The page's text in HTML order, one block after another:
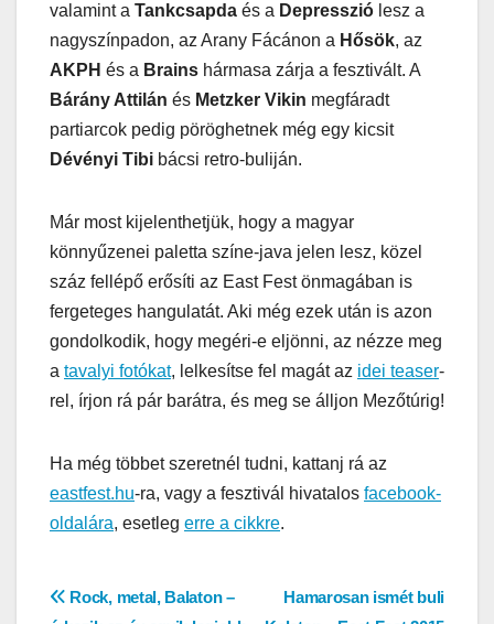
valamint a Tankcsapda és a Depresszió lesz a
nagyszínpadon, az Arany Fácánon a Hősök, az
AKPH és a Brains hármasa zárja a fesztivált. A
Bárány Attilán és Metzker Vikin megfáradt
partiarcok pedig pöröghetnek még egy kicsit
Dévényi Tibi bácsi retro-buliján.
Már most kijelenthetjük, hogy a magyar
könnyűzenei paletta színe-java jelen lesz, közel
száz fellépő erősíti az East Fest önmagában is
fergeteges hangulatát. Aki még ezek után is azon
gondolkodik, hogy megéri-e eljönni, az nézze meg
a tavalyi fotókat, lelkesítse fel magát az idei teaser-
rel, írjon rá pár barátra, és meg se álljon Mezőtúrig!
Ha még többet szeretnél tudni, kattanj rá az
eastfest.hu-ra, vagy a fesztivál hivatalos facebook-
oldalára, esetleg erre a cikkre.
Bejegyzés
Hamarosan ismét buli
Rock, metal, Balaton –